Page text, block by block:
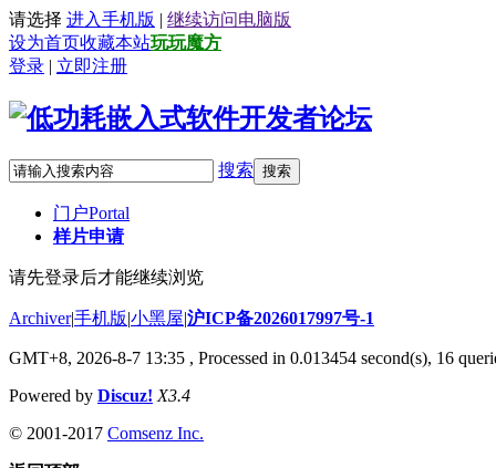
请选择 进入手机版 | 继续访问电脑版
设为首页收藏本站玩玩魔方
登录 | 立即注册
搜索 搜索
门户Portal
样片申请
请先登录后才能继续浏览
Archiver|手机版|小黑屋|沪ICP备2026017997号-1
GMT+8, 2026-8-7 13:35 , Processed in 0.013454 second(s), 16
Powered by Discuz! X3.4
© 2001-2017 Comsenz Inc.